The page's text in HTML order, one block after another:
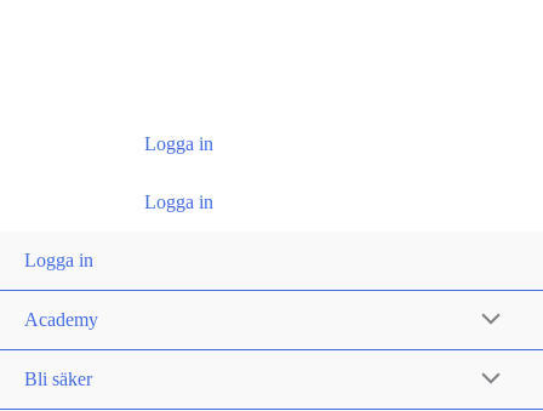
Logga in
Logga in
Logga in
Academy
Bli säker